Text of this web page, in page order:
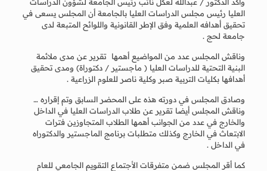
العليا رئيس مجلس الدراسات العليا بالجامعة أن المجلس يسعى في
تحقيق أهدافه العلمية وفق الإطر القانونية واللوائح المتبعة لدى
جامعة لحج .
وناقش المجلس عدد من المواضيع أهمها تقرير عن مدى ملائمة
البنية التحتية للدراسات العليا ( ماجستير / دكتوراة) ومدى تحقيق
أهدافها بكليات التربية صبر وكلية ناصر للعلوم الزراعية .
وصادق المجلس في دورته هذه على المحضر السابق وتم إقراره …
وناقش المجلس أيضا تقرير عن طلاب الدراسات العليا في الداخل
والخارج في عدد من الجوانب أهمها الطلاب المتجاوزين فترات
الابتعاث في الخارج وكذلك متطلبات برنامج الماجستير والدكتوراه
في الداخل .
كما أقر المجلس ضمن متفرقات الأجتماع التقويم الجامعي للعام